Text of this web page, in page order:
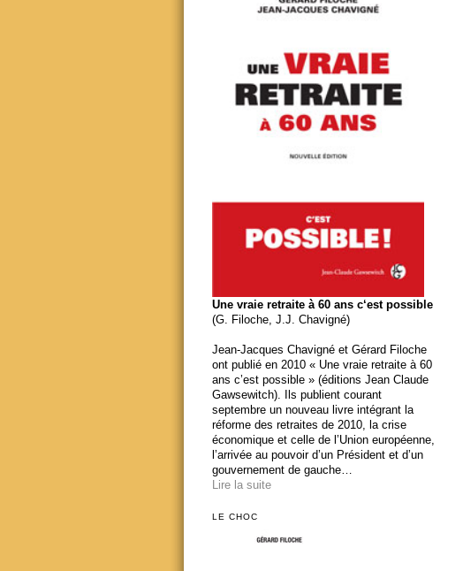
Une vraie retraite à 60 ans c‘est possible
(G. Filoche, J.J. Chavigné)
Jean-Jacques Chavigné et Gérard Filoche
ont publié en 2010 « Une vraie retraite à 60
ans c’est possible » (éditions Jean Claude
Gawsewitch). Ils publient courant
septembre un nouveau livre intégrant la
réforme des retraites de 2010, la crise
économique et celle de l’Union européenne,
l’arrivée au pouvoir d’un Président et d’un
gouvernement de gauche…
Lire la suite
LE CHOC